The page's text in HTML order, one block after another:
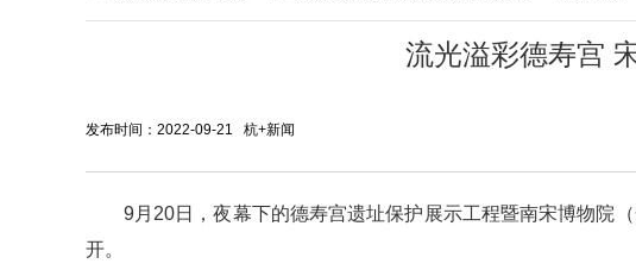
流光溢彩德寿宫
发布时间：2022-09-21 杭+新闻
9月20日，夜幕下的德寿宫遗址保护展示工程暨南宋博物院
开。